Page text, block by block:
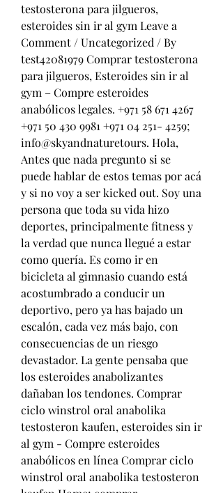
testosterona para jilgueros,
esteroides sin ir al gym Leave a
Comment / Uncategorized / By
test42081979 Comprar testosterona
para jilgueros, Esteroides sin ir al
gym – Compre esteroides
anabólicos legales. +971 58 671 4267
+971 50 430 9981 +971 04 251- 4259;
info@skyandnaturetours. Hola,
Antes que nada pregunto si se
puede hablar de estos temas por acá
y si no voy a ser kicked out. Soy una
persona que toda su vida hizo
deportes, principalmente fitness y
la verdad que nunca llegué a estar
como quería. Es como ir en
bicicleta al gimnasio cuando está
acostumbrado a conducir un
deportivo, pero ya has bajado un
escalón, cada vez más bajo, con
consecuencias de un riesgo
devastador. La gente pensaba que
los esteroides anabolizantes
dañaban los tendones. Comprar
ciclo winstrol oral anabolika
testosteron kaufen, esteroides sin ir
al gym - Compre esteroides
anabólicos en línea Comprar ciclo
winstrol oral anabolika testosteron